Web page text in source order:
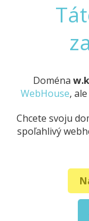
Doména
WebHouse,
Chcete svoju
spoľahlivý